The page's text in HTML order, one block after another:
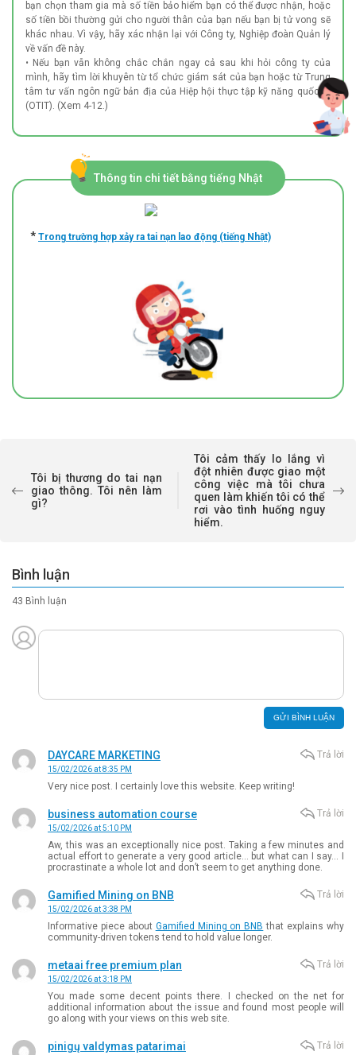
bạn chọn tham gia mà số tiền bảo hiểm bạn có thể được nhận, hoặc
số tiền bồi thường gửi cho người thân của bạn nếu bạn bị tử vong sẽ
khác nhau. Vì vậy, hãy xác nhận lại với Công ty, Nghiệp đoàn Quản lý
về vấn đề này.
• Nếu bạn vẫn không chắc chắn ngay cả sau khi hỏi công ty của
mình, hãy tìm lời khuyên từ tổ chức giám sát của bạn hoặc từ Trung
tâm tư vấn ngôn ngữ bản địa của Hiệp hội thực tập kỹ năng quốc tế
(OTIT). (Xem 4-12.)
Thông tin chi tiết bằng tiếng Nhật
* Trong trường hợp xảy ra tai nạn lao động (tiếng Nhật)
Tôi bị thương do tai nạn
giao thông. Tôi nên làm
gì?
Tôi cảm thấy lo lắng vì
đột nhiên được giao một
công việc mà tôi chưa
quen làm khiến tôi có thể
rơi vào tình huống nguy
hiểm.
43 Bình luận
Bình luận
DAYCARE MARKETING
15/02/2026 at 8:35 PM
Very nice post. I certainly love this website. Keep writing!
Trả lời
business automation course
15/02/2026 at 5:10 PM
Aw, this was an exceptionally nice post. Taking a few minutes and
actual effort to generate a very good article… but what can I say… I
procrastinate a whole lot and don’t seem to get anything done.
Trả lời
Gamified Mining on BNB
15/02/2026 at 3:38 PM
Informative piece about Gamified Mining on BNB that explains why
community-driven tokens tend to hold value longer.
Trả lời
metaai free premium plan
15/02/2026 at 3:18 PM
You made some decent points there. I checked on the net for
additional information about the issue and found most people will
go along with your views on this web site.
Trả lời
pinigų valdymas patarimai Trả lời